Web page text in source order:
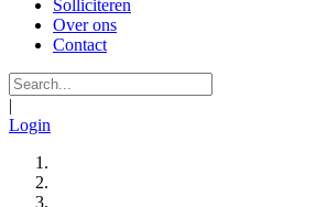
Solliciteren
Over ons
Contact
|
Login